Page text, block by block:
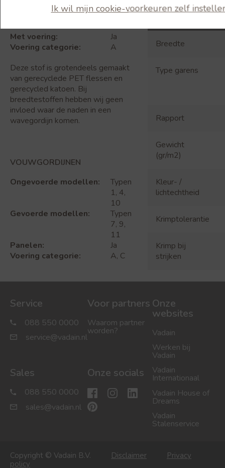
Ja
Wave:
Ja
Met voering:
Ja
Voering categorie:
A
Deze stof is grotendeels gemaakt
van gerecyclede PET flessen en
gerecycled katoen. Bij
breedtestoffen hebben wij geen
invloed waar de naden in een
wavegordijn komen.
VOUWGORDIJNEN
Ongevoerde modellen:
Typen
1, 4,
10
Gevoerde modellen:
Typen
7, 9,
11
Panelen:
Ja
Voering categorie:
A, C
A new
Breedte
Type garens
Rapport
Gewicht
(gr/m2)
Kleur- /
lichtechtheid
Krimptolerantie
Krimp bij
strijken
Service
088 550 0000
service@vadain.nl
Sales
088 550 0000
sales@vadain.nl
Voor partners
Waarom partner
worden?
Onze socials
Onze
websites
Vadain
Werken bij
Vadain
Vadain
Internationaal
Vadain House of
Dreams
Vadain
Stalenservice
Copyright © Vadain B.V. Disclaimer
Privacy
policy
Ik wil mijn cookie-voorkeuren zelf